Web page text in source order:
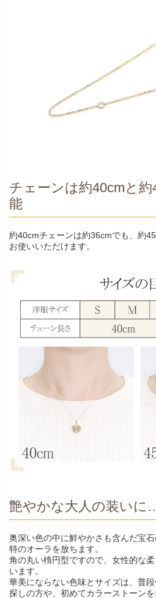
チェーンは約40cmと
能
約40cmチェーンは約36cmでも、約
お使いいただけます。
艶やかな大人の装いに
奥深い色の中に鮮やかさも含んだ宝
特のオーラを放ちます。
角の丸い楕円型ですので、女性的な
います。
華美にならない色味とサイズは、普
探しの方や、初めてカラーストーン